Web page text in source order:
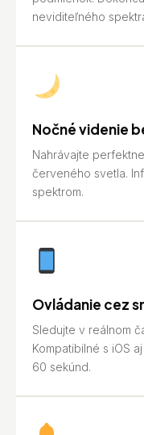
neviditeľného
Nočné videnie
Nahrávajte
červeného svetla.
spektrom.
Ovládanie cez
Sledujte v reálnom
Kompatibilné s iOS
60 sekúnd.